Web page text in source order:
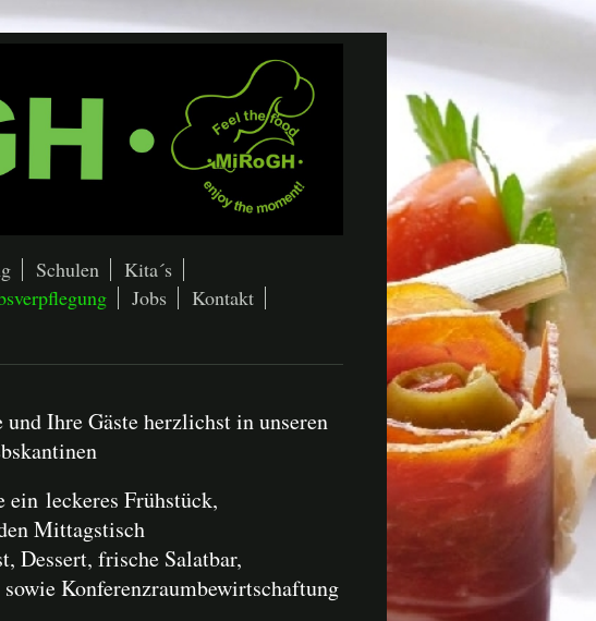
Schulen
Kita´s
Jobs
Kontakt
Ihre Gäste herzlichst in unseren
leckeres Frühstück,
Mittagstisch
Dessert, frische Salatbar,
Konferenzraumbewirtschaftung